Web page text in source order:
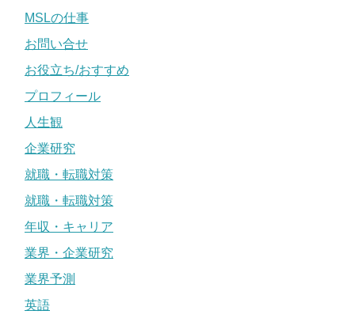
MSLの仕事
お問い合せ
お役立ち/おすすめ
プロフィール
人生観
企業研究
就職・転職対策
就職・転職対策
年収・キャリア
業界・企業研究
業界予測
英語